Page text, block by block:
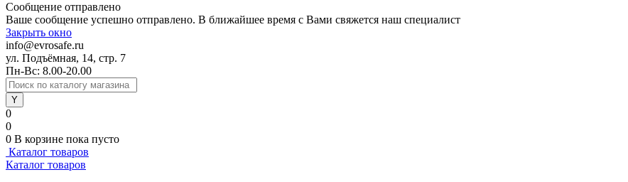
Сообщение отправлено
Ваше сообщение успешно отправлено. В ближайшее время с Вами свяжется наш специалист
Закрыть окно
info@evrosafe.ru
ул. Подъёмная, 14, стр. 7
Пн-Вс: 8.00-20.00
0
0
0 В корзине пока пусто
Каталог товаров
Каталог товаров